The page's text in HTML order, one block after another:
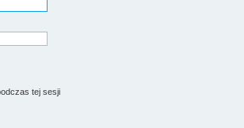
tej sesji